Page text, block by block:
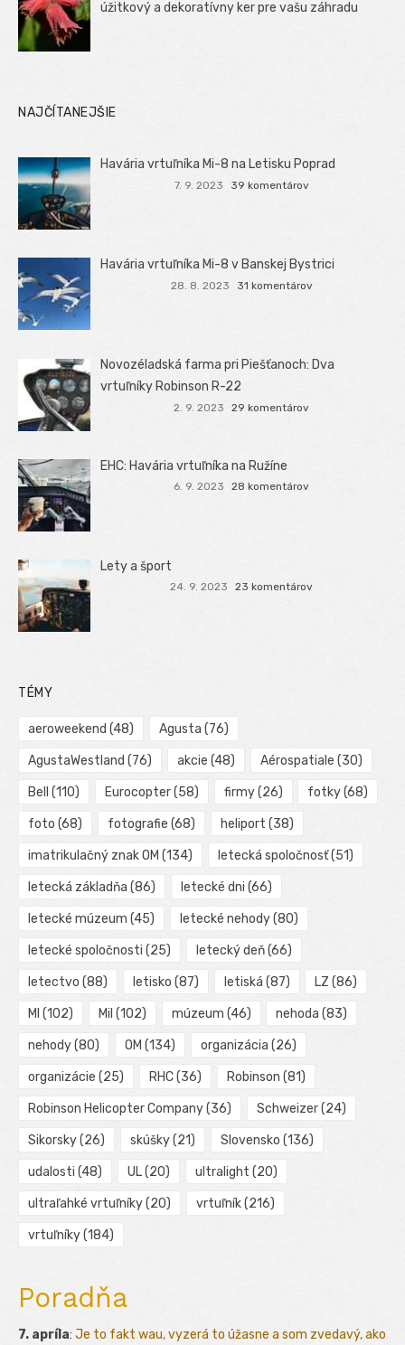
úžitkový a dekoratívny ker pre vašu záhradu
NAJČÍTANEJŠIE
Havária vrtuľníka Mi-8 na Letisku Poprad
7. 9. 2023 39 komentárov
Havária vrtuľníka Mi-8 v Banskej Bystrici
28. 8. 2023 31 komentárov
Novozéladská farma pri Piešťanoch: Dva
vrtuľníky Robinson R-22
2. 9. 2023 29 komentárov
EHC: Havária vrtuľníka na Ružíne
6. 9. 2023 28 komentárov
Lety a šport
24. 9. 2023 23 komentárov
TÉMY
aeroweekend (48) Agusta (76)
AgustaWestland (76) akcie (48) Aérospatiale (30)
Bell (110) Eurocopter(58) firmy(26) fotky(68)
foto (68) fotografie (68) heliport (38)
imatrikulačný znak OM (134) letecká spoločnosť(51)
letecká základňa (86) letecké dni (66)
letecké múzeum (45) letecké nehody(80)
letecké spoločnosti (25) letecký deň(66)
letectvo (88) letisko (87) letiská (87) LZ (86)
MI (102) Mil (102) múzeum (46) nehoda (83)
nehody(80) OM (134) organizácia (26)
organizácie (25) RHC(36) Robinson (81)
Robinson Helicopter Company(36) Schweizer(24)
Sikorsky(26) skúšky(21) Slovensko (136)
udalosti (48) UL(20) ultralight (20)
ultraľahké vrtuľníky(20) vrtuľník(216)
vrtuľníky(184)
Poradňa
7. apríla: Je to fakt wau, vyzerá to úžasne a som zvedavý, ako